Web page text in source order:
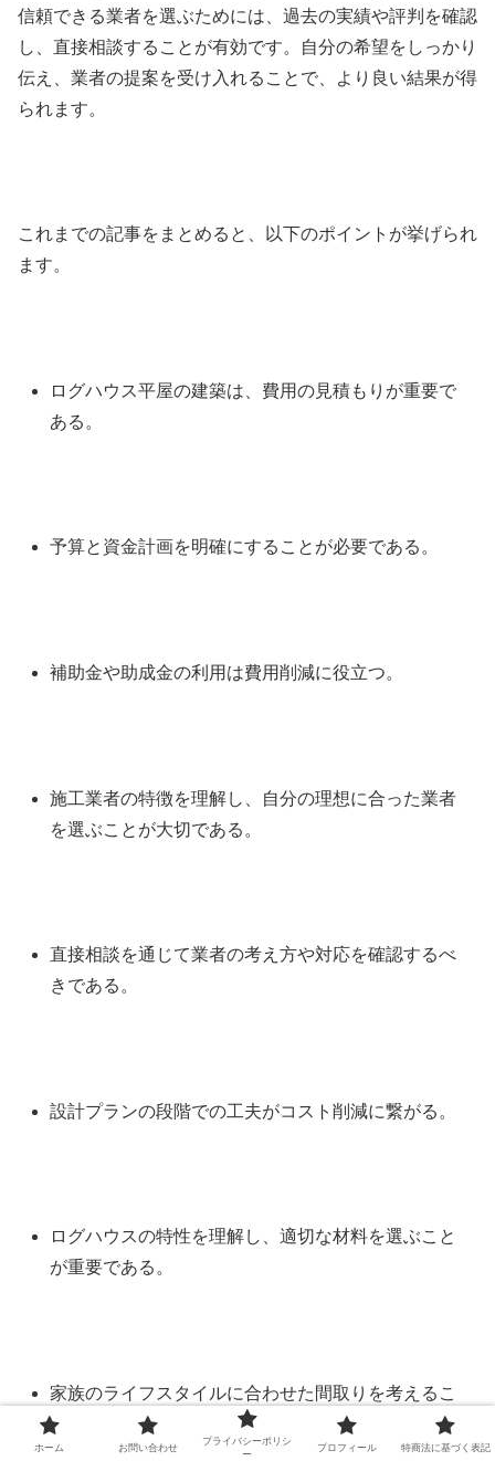
信頼できる業者を選ぶためには、過去の実績や評判を確認
し、直接相談することが有効です。自分の希望をしっかり
伝え、業者の提案を受け入れることで、より良い結果が得
られます。
これまでの記事をまとめると、以下のポイントが挙げられ
ます。
ログハウス平屋の建築は、費用の見積もりが重要で
ある。
予算と資金計画を明確にすることが必要である。
補助金や助成金の利用は費用削減に役立つ。
施工業者の特徴を理解し、自分の理想に合った業者
を選ぶことが大切である。
直接相談を通じて業者の考え方や対応を確認するべ
きである。
設計プランの段階での工夫がコスト削減に繋がる。
ログハウスの特性を理解し、適切な材料を選ぶこと
が重要である。
家族のライフスタイルに合わせた間取りを考えるこ
とが必要である。
ホーム お問い合わせ
プライバシーポリシ
ー
プロフィール 特商法に基づく表記